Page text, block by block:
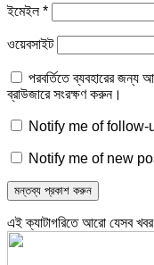
ইমেইল*
ওয়েবসাইট
পরবর্তিতে ব্যবহারের জন্য
ব্রাউজারে সংরক্ষণ করুন।
Notify me of
Notify me of new
এই ক্যাটাগরিতে আরো যেসব